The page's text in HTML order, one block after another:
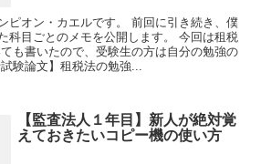
ピオン・カエルです。 前回に引き続き、僕
科目ごとのメモを公開します。 今回は租税
も書いたので、受験生の方は自分の勉強の
験論文】租税法の勉強...
【監査法人１年目】新人が絶対覚
えておきたいコピー機の使い方